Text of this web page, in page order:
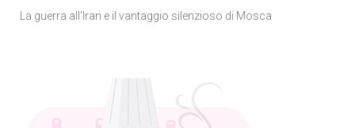
La guerra all’Iran e il vantaggio silenzioso di Mosca